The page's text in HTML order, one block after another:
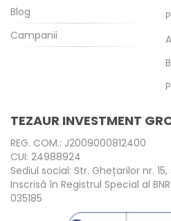
Blog
Campanii
TEZAUR INVESTMENT
REG. COM.: J2009000812400
CUI: 24988924
Sediul social: Str. Ghețarilor nr.
Inscrisă în Registrul Special al
035185